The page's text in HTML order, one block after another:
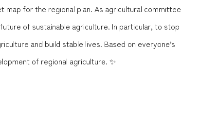
for the regional plan. As agricultural committee
of sustainable agriculture. In particular, to stop
and build stable lives. Based on everyone’s
of regional agriculture. ✨